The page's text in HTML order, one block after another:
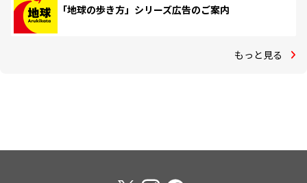
「地球の歩き方」シリーズ広告のご案内
もっと見る